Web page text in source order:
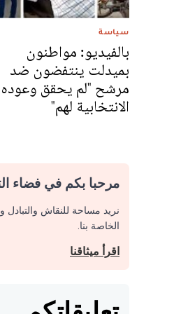
سياسة
بالفيديو: مواطنون
بميدلت ينتفضون ضد
مرشح "لم يحقق وعوده
الانتخابية لهم"
مرحبا بكم في فضاء
نريد مساحة للنقاش
الخاصة بنا.
اقرأ ميثاقنا